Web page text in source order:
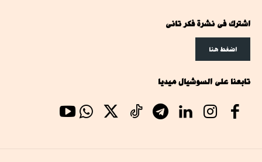
اشترك فى نشرة فكر تانى
اضغط هنا
تابعنا على السوشيال ميديا